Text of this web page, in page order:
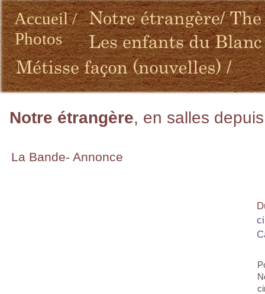
Photos
Accueil/
Notre étrangère, en salles
La Bande- Annonce